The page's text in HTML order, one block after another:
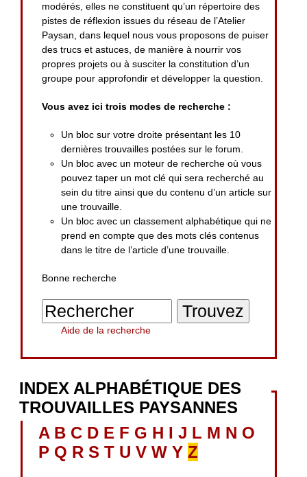
modérés, elles ne constituent qu’un répertoire des
pistes de réflexion issues du réseau de l’Atelier
Paysan, dans lequel nous vous proposons de puiser
des trucs et astuces, de manière à nourrir vos
propres projets ou à susciter la constitution d’un
groupe pour approfondir et développer la question.
Vous avez ici trois modes de recherche :
Un bloc sur votre droite présentant les 10
dernières trouvailles postées sur le forum.
Un bloc avec un moteur de recherche où vous
pouvez taper un mot clé qui sera recherché au
sein du titre ainsi que du contenu d’un article sur
une trouvaille.
Un bloc avec un classement alphabétique qui ne
prend en compte que des mots clés contenus
dans le titre de l’article d’une trouvaille.
Bonne recherche
Aide de la recherche
INDEX ALPHABÉTIQUE DES
TROUVAILLES PAYSANNES
A B C D E F G H I J L M N O
P Q R S T U V W Y Z